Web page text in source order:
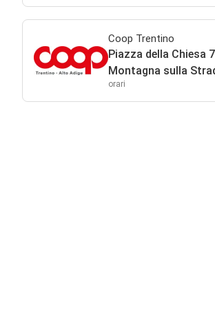
Coop Trentino
Piazza della Chiesa
Montagna sulla
orari